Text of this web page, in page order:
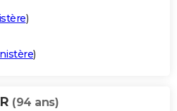
)
)
(94 ans)